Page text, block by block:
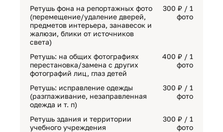
Ретушь фона на репортажных фото
(перемещение/удаление дверей,
предметов интерьера, занавесок и
жалюзи, блики от источников
света)
300 ₽ / 1
фото
Ретушь: на общих фотографиях
перестановка/замена с других
фотографий лиц, глаз детей
400 ₽ / 1
фото
Ретушь: исправление одежды
(разглаживание, незаправленная
одежда и т. п)
300 ₽ / 1
фото
Ретушь здания и территории
учебного учреждения
300 ₽ / 1
фото